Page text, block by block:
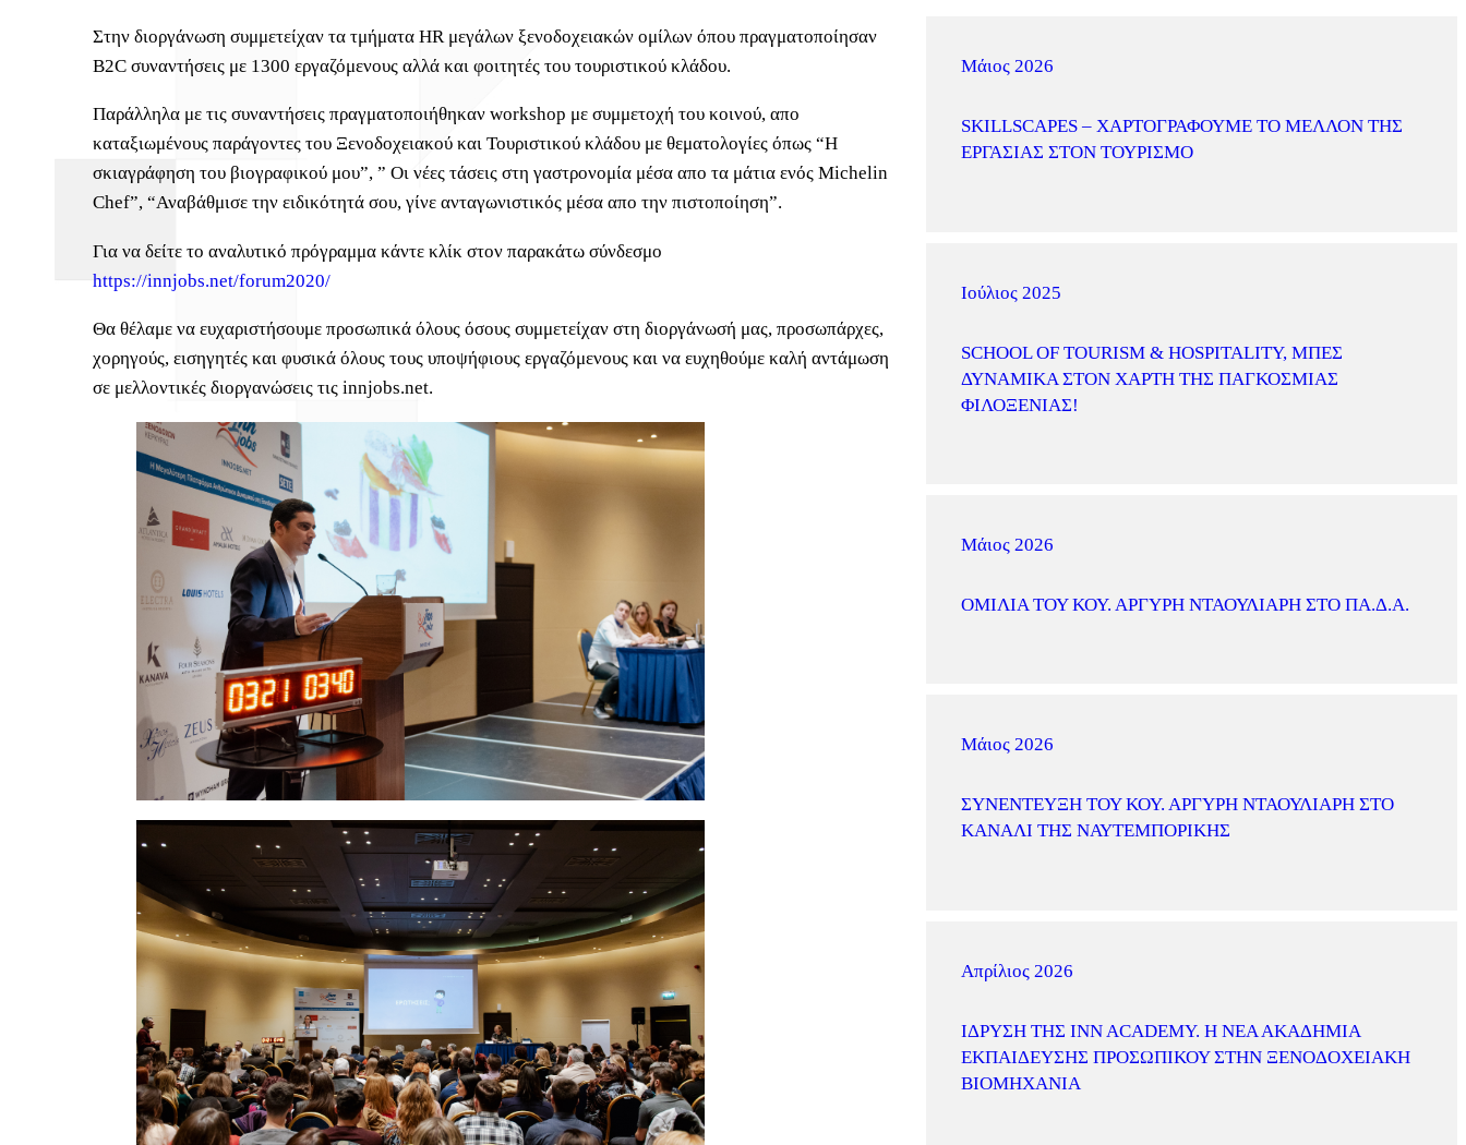
Στην διοργάνωση συμμετείχαν τα τμήματα HR μεγάλων ξενοδοχειακών ομίλων όπου πραγματοποίησαν
B2C συναντήσεις με 1300 εργαζόμενους αλλά και φοιτητές του τουριστικού κλάδου.
Παράλληλα με τις συναντήσεις πραγματοποιήθηκαν workshop με συμμετοχή του κοινού, απο
καταξιωμένους παράγοντες του Ξενοδοχειακού και Τουριστικού κλάδου με θεματολογίες όπως “Η
σκιαγράφηση του βιογραφικού μου”, ” Οι νέες τάσεις στη γαστρονομία μέσα απο τα μάτια ενός Michelin
Chef”, “Αναβάθμισε την ειδικότητά σου, γίνε ανταγωνιστικός μέσα απο την πιστοποίηση”.
Για να δείτε το αναλυτικό πρόγραμμα κάντε κλίκ στον παρακάτω σύνδεσμο
https://innjobs.net/forum2020/
Θα θέλαμε να ευχαριστήσουμε προσωπικά όλους όσους συμμετείχαν στη διοργάνωσή μας, προσωπάρχες,
χορηγούς, εισηγητές και φυσικά όλους τους υποψήφιους εργαζόμενους και να ευχηθούμε καλή αντάμωση
σε μελλοντικές διοργανώσεις τις innjobs.net.
Μάιος 2026
SKILLSCAPES – ΧΑΡΤΟΓΡΑΦΟΎΜΕ ΤΟ ΜΈΛΛΟΝ ΤΗΣ
ΕΡΓΑΣΊΑΣ ΣΤΟΝ ΤΟΥΡΙΣΜΌ
Ιούλιος 2025
SCHOOL OF TOURISM & HOSPITALITY, ΜΠΕΣ
ΔΥΝΑΜΙΚΆ ΣΤΟΝ ΧΆΡΤΗ ΤΗΣ ΠΑΓΚΌΣΜΙΑΣ
ΦΙΛΟΞΕΝΊΑΣ!
Μάιος 2026
ΟΜΙΛΊΑ ΤΟΥ ΚΟΥ. ΑΡΓΎΡΗ ΝΤΑΟΥΛΙΆΡΗ ΣΤΟ ΠΑ.Δ.Α.
Μάιος 2026
ΣΥΝΈΝΤΕΥΞΗ ΤΟΥ ΚΟΥ. ΑΡΓΎΡΗ ΝΤΑΟΥΛΙΆΡΗ ΣΤΟ
ΚΑΝΆΛΙ ΤΗΣ ΝΑΥΤΕΜΠΟΡΙΚΉΣ
Απρίλιος 2026
ΊΔΡΥΣΗ ΤΗΣ INN ACADEMY. Η ΝΈΑ ΑΚΑΔΗΜΊΑ
ΕΚΠΑΊΔΕΥΣΗΣ ΠΡΟΣΩΠΙΚΟΎ ΣΤΗΝ ΞΕΝΟΔΟΧΕΙΑΚΉ
ΒΙΟΜΗΧΑΝΊΑ